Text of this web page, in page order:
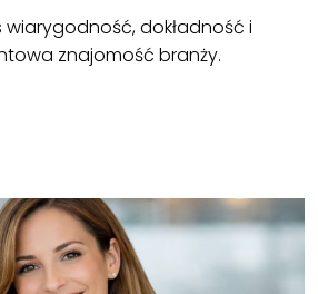
wiarygodność, dokładność i
znajomość branży.